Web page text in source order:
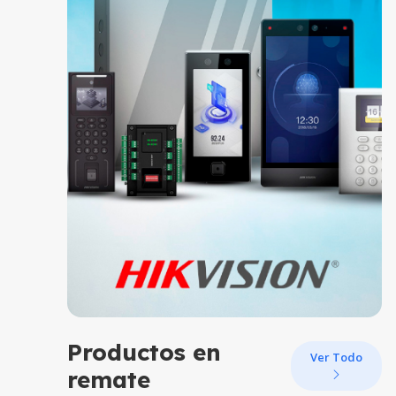
Productos en
remate
Ver Todo